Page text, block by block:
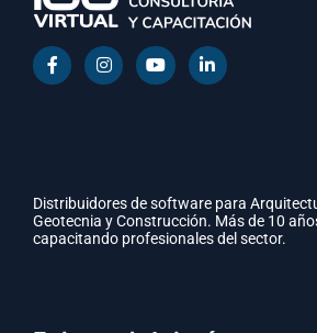
Distribuidores de software para
Geotecnia y Construcción. Más de 10
capacitando profesionales del sector.